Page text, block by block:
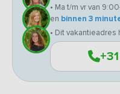
• Ma t/m vr van
en binnen 3
• Dit